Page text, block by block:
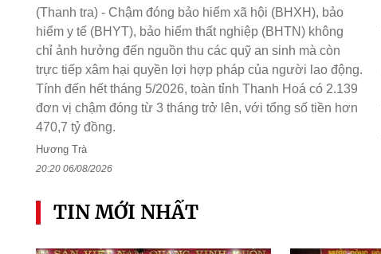
(Thanh tra) - Chậm đóng bảo hiểm xã hội (BHXH), bảo
hiểm y tế (BHYT), bảo hiểm thất nghiệp (BHTN) không
chỉ ảnh hưởng đến nguồn thu các quỹ an sinh mà còn
trực tiếp xâm hại quyền lợi hợp pháp của người lao động.
Tính đến hết tháng 5/2026, toàn tỉnh Thanh Hoá có 2.139
đơn vị chậm đóng từ 3 tháng trở lên, với tổng số tiền hơn
470,7 tỷ đồng.
Hương Trà
20:20 06/08/2026
TIN MỚI NHẤT